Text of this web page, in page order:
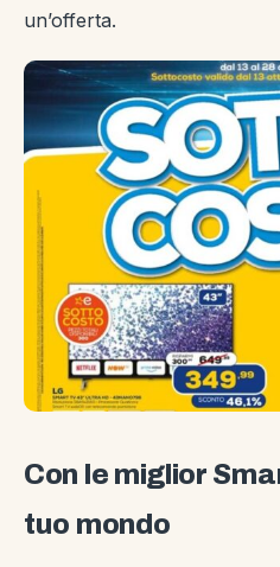
un’offerta.
Con le miglior
tuo mondo